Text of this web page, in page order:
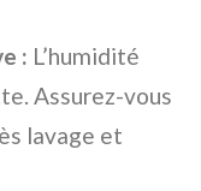
: L’humidité
Assurez-vous
lavage et